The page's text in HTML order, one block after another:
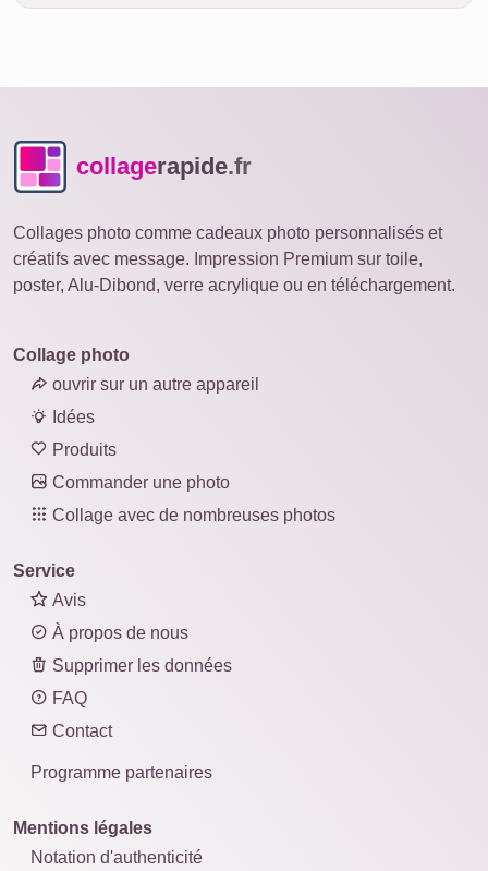
collagerapide.fr
Collages photo comme cadeaux photo personnalisés et
créatifs avec message. Impression Premium sur toile,
poster, Alu-Dibond, verre acrylique ou en téléchargement.
Collage photo
ouvrir sur un autre appareil
Idées
Produits
Commander une photo
Collage avec de nombreuses photos
Service
Avis
À propos de nous
Supprimer les données
FAQ
Contact
Programme partenaires
Mentions légales
Notation d'authenticité